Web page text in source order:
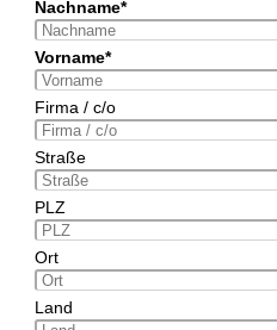
Nachname*
Vorname*
Firma / c/o
Straße
PLZ
Ort
Land